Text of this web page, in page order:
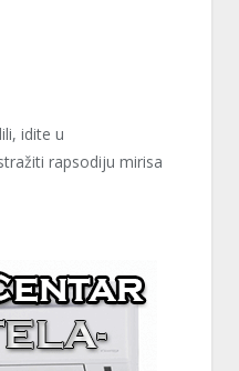
idite u
rapsodiju mirisa